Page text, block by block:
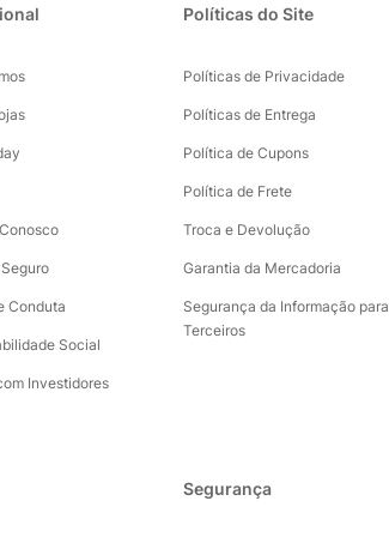
Conduta
Social
Investidores
Políticas do Site
Políticas de Privacidade
Políticas de Entrega
Política de Cupons
Política de Frete
Troca e Devolução
Garantia da Mercadoria
Segurança da Informação para
Terceiros
Segurança